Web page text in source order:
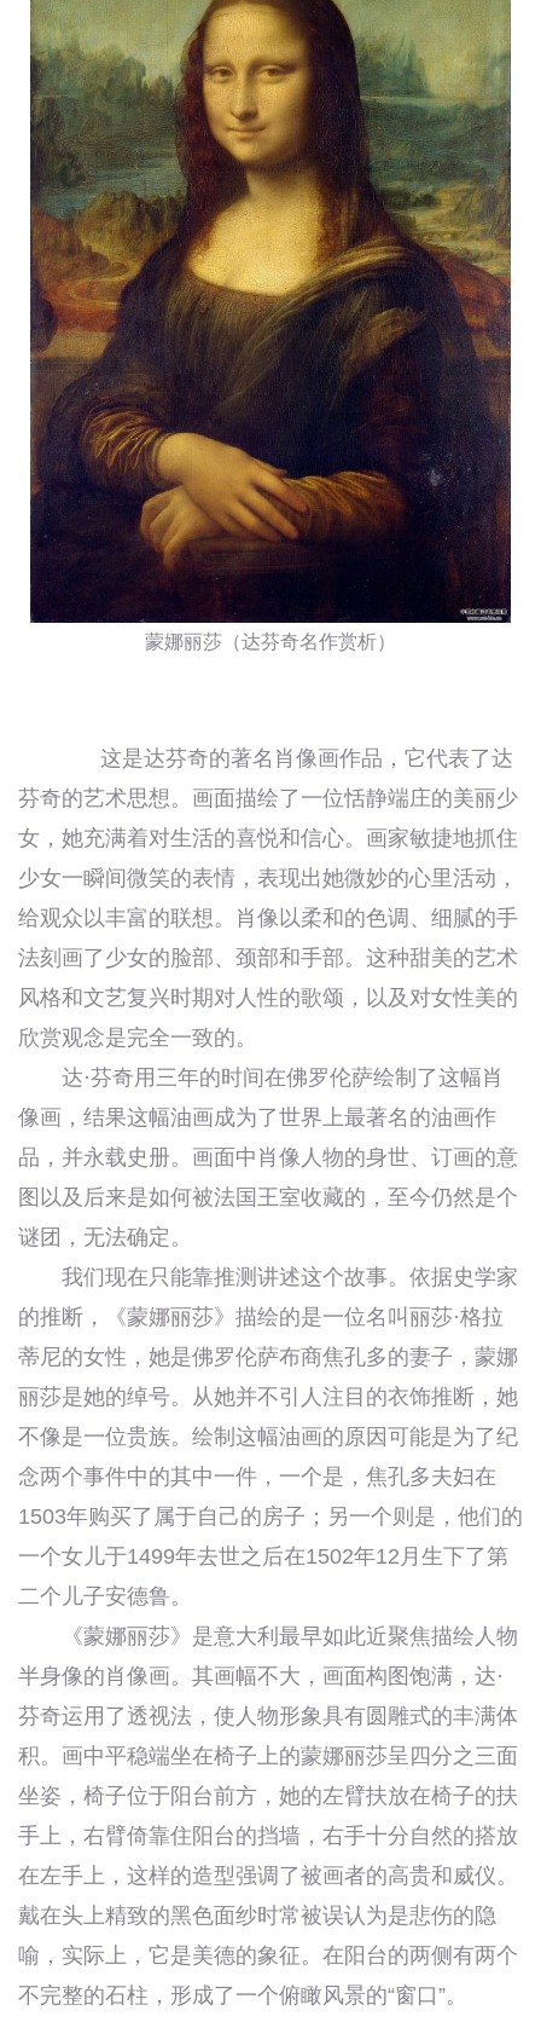
蒙娜丽莎（达芬奇名作赏析）
这是达芬奇的著名肖像画作品，它代表了达
芬奇的艺术思想。画面描绘了一位恬静端庄的美丽少
女，她充满着对生活的喜悦和信心。画家敏捷地抓住
少女一瞬间微笑的表情，表现出她微妙的心里活动，
给观众以丰富的联想。肖像以柔和的色调、细腻的手
法刻画了少女的脸部、颈部和手部。这种甜美的艺术
风格和文艺复兴时期对人性的歌颂，以及对女性美的
欣赏观念是完全一致的。
达·芬奇用三年的时间在佛罗伦萨绘制了这幅肖
像画，结果这幅油画成为了世界上最著名的油画作
品，并永载史册。画面中肖像人物的身世、订画的意
图以及后来是如何被法国王室收藏的，至今仍然是个
谜团，无法确定。
我们现在只能靠推测讲述这个故事。依据史学家
的推断，《蒙娜丽莎》描绘的是一位名叫丽莎·格拉
蒂尼的女性，她是佛罗伦萨布商焦孔多的妻子，蒙娜
丽莎是她的绰号。从她并不引人注目的衣饰推断，她
不像是一位贵族。绘制这幅油画的原因可能是为了纪
念两个事件中的其中一件，一个是，焦孔多夫妇在
1503年购买了属于自己的房子；另一个则是，他们的
一个女儿于1499年去世之后在1502年12月生下了第
二个儿子安德鲁。
《蒙娜丽莎》是意大利最早如此近聚焦描绘人物
半身像的肖像画。其画幅不大，画面构图饱满，达·
芬奇运用了透视法，使人物形象具有圆雕式的丰满体
积。画中平稳端坐在椅子上的蒙娜丽莎呈四分之三面
坐姿，椅子位于阳台前方，她的左臂扶放在椅子的扶
手上，右臂倚靠住阳台的挡墙，右手十分自然的搭放
在左手上，这样的造型强调了被画者的高贵和威仪。
戴在头上精致的黑色面纱时常被误认为是悲伤的隐
喻，实际上，它是美德的象征。在阳台的两侧有两个
不完整的石柱，形成了一个俯瞰风景的“窗口”。